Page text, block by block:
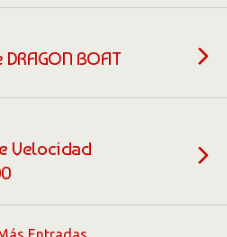
BOAT
Velocidad